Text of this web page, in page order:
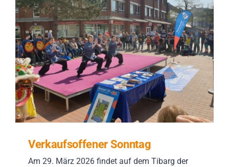
Impressionen
Über uns
SUCHE
NACH:
Verkaufsoffener Sonntag
Am 29. März 2026 findet auf dem Tibarg der